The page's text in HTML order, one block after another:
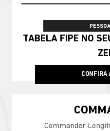
TABELA FIPE NO SEU SEMINOVO + TAXA
CONFIRA
Commander